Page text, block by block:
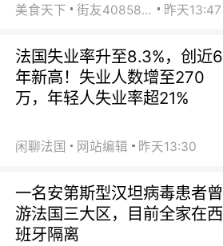
美食天下 街友40858442 昨天13:47
法国失业率升至8.3%，创近6
年新高！失业人数增至270
万，年轻人失业率超21%
闲聊法国 网站编辑 昨天13:30
一名安第斯型汉坦病毒患者曾
游法国三大区，目前全家在西
班牙隔离